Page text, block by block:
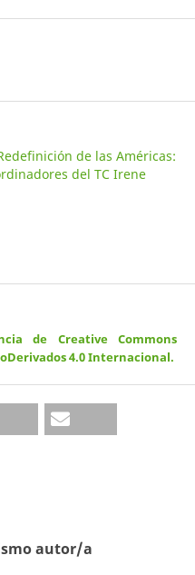
de las Américas:
del TC Irene
de Creative Commons
4.0 Internacional.
autor/a